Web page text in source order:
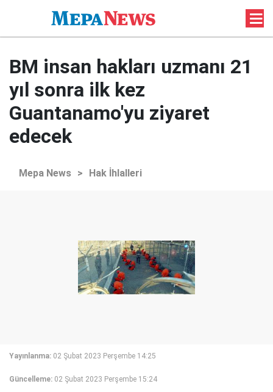
BM insan hakları uzmanı 21
yıl sonra ilk kez
Guantanamo'yu ziyaret
edecek
Mepa News > Hak İhlalleri
Yayınlanma: 02 Şubat 2023 Perşembe 14:25
Güncelleme: 02 Şubat 2023 Perşembe 15:24